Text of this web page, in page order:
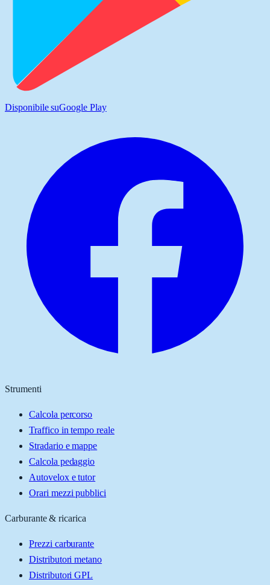
Disponibile suGoogle Play
Strumenti
Calcola percorso
Traffico in tempo reale
Stradario e mappe
Calcola pedaggio
Autovelox e tutor
Orari mezzi pubblici
Carburante & ricarica
Prezzi carburante
Distributori metano
Distributori GPL